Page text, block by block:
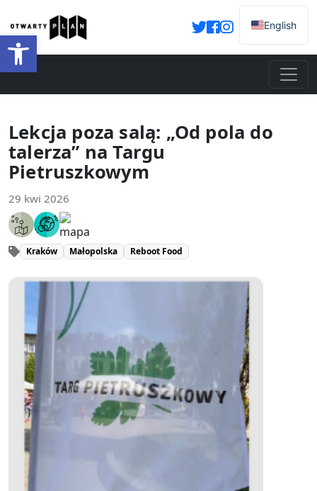
Otwórz pasek narzędzi
English
Lekcja poza salą: „Od pola do
talerza” na Targu
Pietruszkowym
29 kwi 2026
Kraków Małopolska Reboot Food